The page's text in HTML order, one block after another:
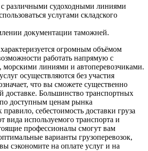
с различными судоходными линиями
услугами складского
документации таможней.
огромным объёмом
работать напрямую с
морскими линиями и автоперевозчиками.
осуществляются без участия
что вы сможете существенно
доставке. Большинство транспортных
доступным ценам рынка
правило, себестоимость доставки груза
вида используемого транспорта и
профессионалы смогут вам
варианты грузоперевозок,
сэкономите на оплате услуг и на